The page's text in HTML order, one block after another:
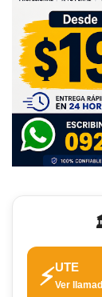
⚡UTE
Ver